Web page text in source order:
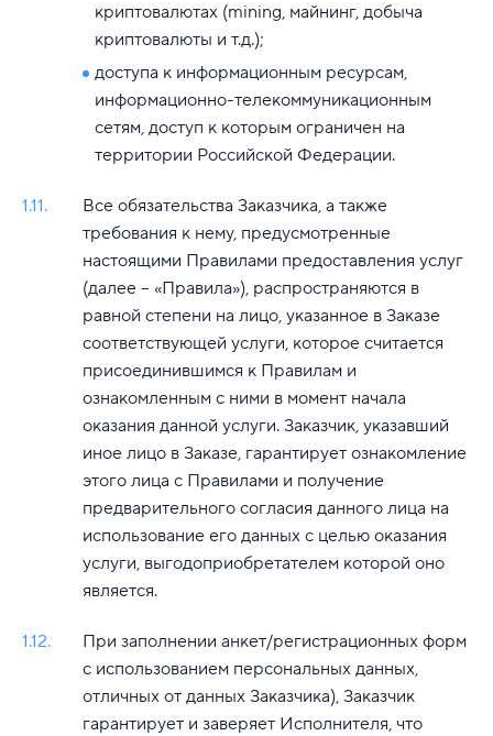
криптовалютах (mining, майнинг, добыча
криптовалюты и т.д.);
доступа к информационным ресурсам,
информационно-телекоммуникационным
сетям, доступ к которым ограничен на
территории Российской Федерации.
1.11.
Все обязательства Заказчика, а также
требования к нему, предусмотренные
настоящими Правилами предоставления услуг
(далее – «Правила»), распространяются в
равной степени на лицо, указанное в Заказе
соответствующей услуги, которое считается
присоединившимся к Правилам и
ознакомленным с ними в момент начала
оказания данной услуги. Заказчик, указавший
иное лицо в Заказе, гарантирует ознакомление
этого лица с Правилами и получение
предварительного согласия данного лица на
использование его данных с целью оказания
услуги, выгодоприобретателем которой оно
является.
1.12.
При заполнении анкет/регистрационных форм
с использованием персональных данных,
отличных от данных Заказчика), Заказчик
гарантирует и заверяет Исполнителя, что